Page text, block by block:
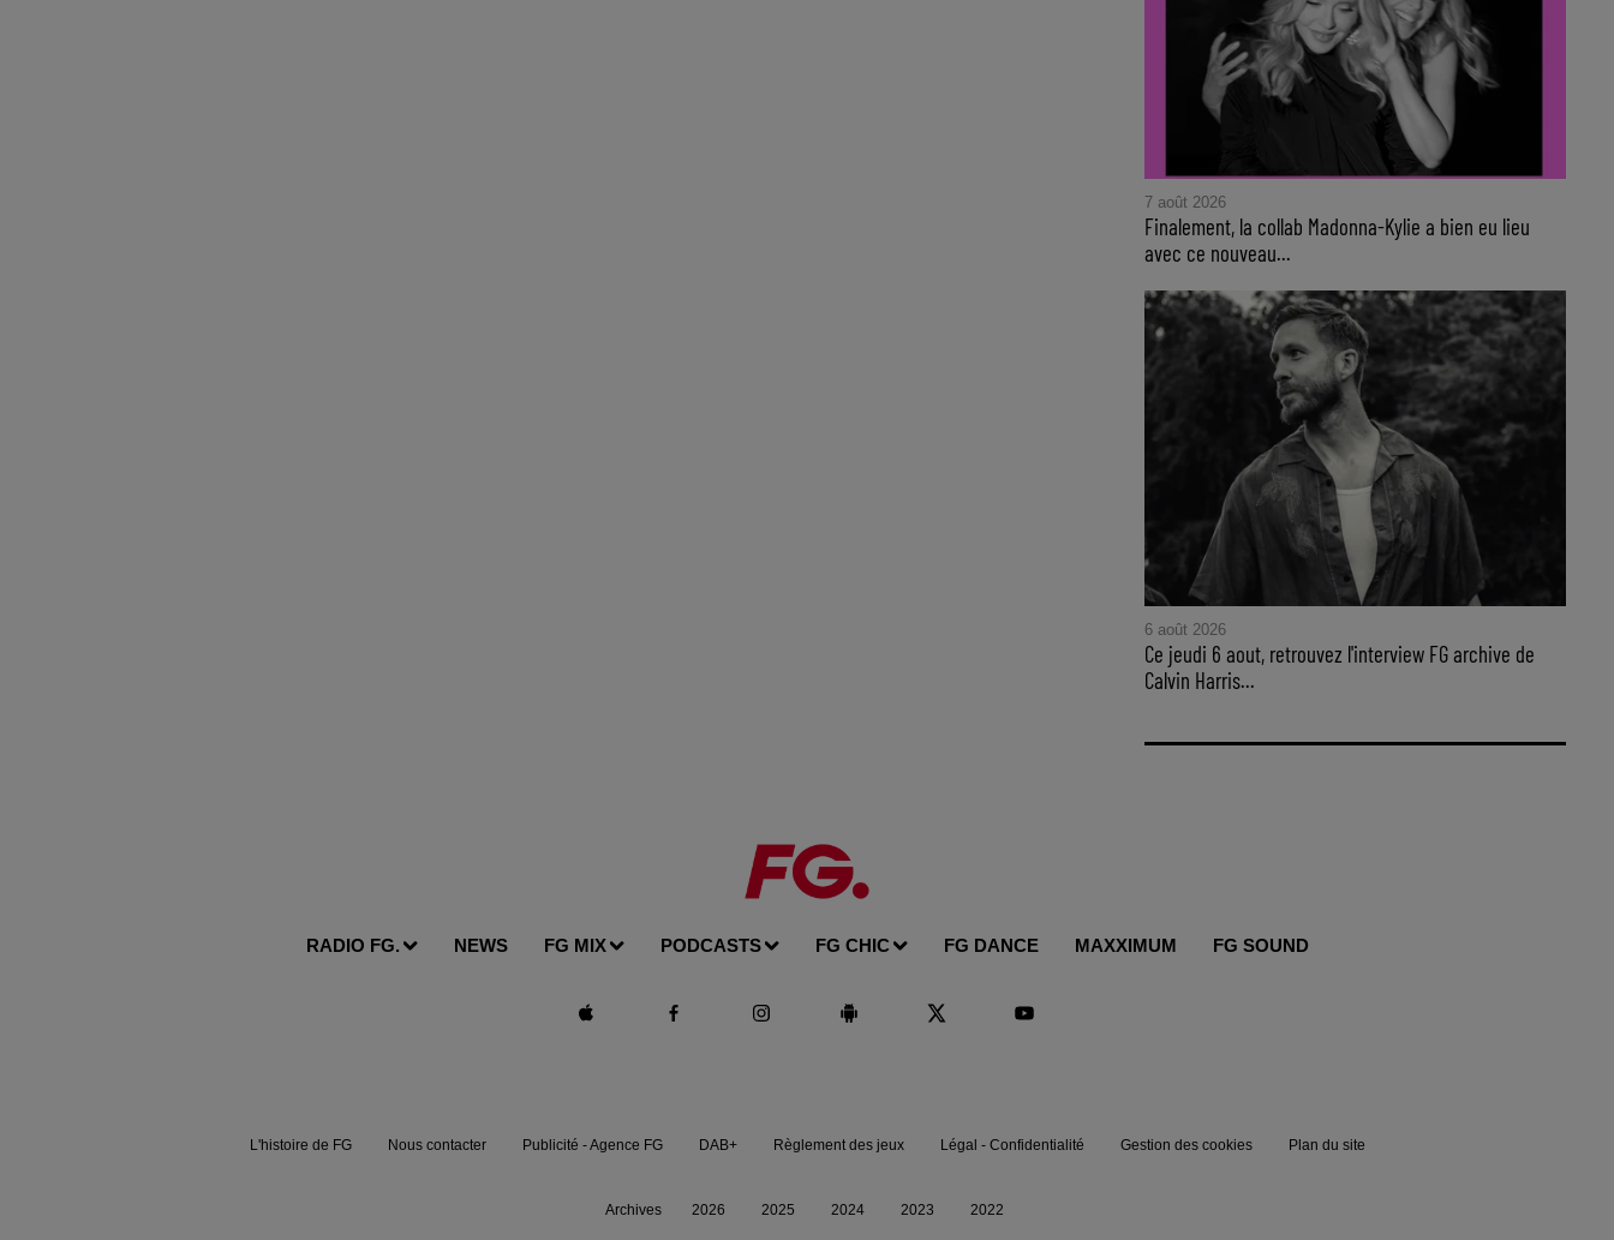
7 août 2026
Finalement, la collab Madonna-Kylie a bien eu lieu
avec ce nouveau...
6 août 2026
Ce jeudi 6 aout, retrouvez l'interview FG archive de
Calvin Harris...
RADIO FG. NEWS FG MIX PODCASTS FG CHIC FG DANCE MAXXIMUM FG SOUND
L'histoire de FG Nous contacter Publicité - Agence FG DAB+ Règlement des jeux Légal - Confidentialité Gestion des cookies Plan du site
Archives 2026 2025 2024 2023 2022